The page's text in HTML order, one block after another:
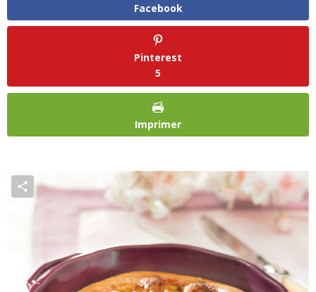
Facebook
Pinterest
5
Imprimer